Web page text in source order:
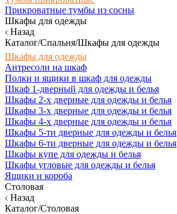
Прикроватные тумбы из сосны
Шкафы для одежды
Назад
Каталог/Спальня/Шкафы для одежды
Шкафы для одежды
Антресоли на шкаф
Полки и ящики в шкаф для одежды
Шкаф 1-дверный для одежды и белья
Шкафы 2-х дверные для одежды и белья
Шкафы 3-х дверные для одежды и белья
Шкафы 4-х дверные для одежды и белья
Шкафы 5-ти дверные для одежды и белья
Шкафы 6-ти дверные для одежды и белья
Шкафы купе для одежды и белья
Шкафы угловые для одежды и белья
Ящики и короба
Столовая
Назад
Каталог/Столовая